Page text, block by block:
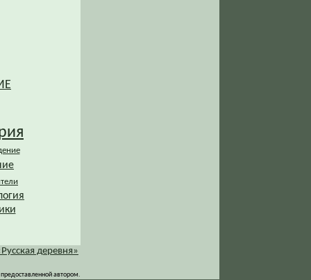
деревня»
автором.